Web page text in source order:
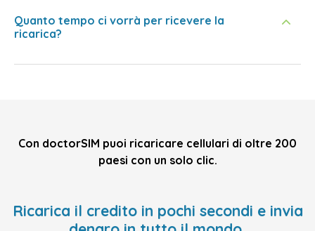
Quanto tempo ci vorrà per ricevere la
ricarica?
Con doctorSIM puoi ricaricare cellulari di oltre 200
paesi con un solo clic.
Ricarica il credito in pochi secondi e invia